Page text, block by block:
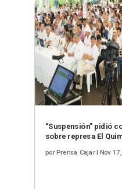
“Suspensión” pidió
sobre represa El
porPrensa Cajar| Nov